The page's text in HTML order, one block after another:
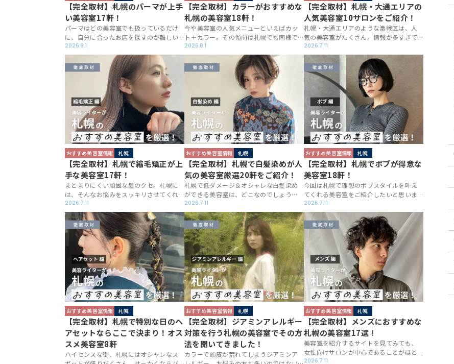
【完全取材】札幌のパーマが上手
い美容室17軒！
パーマはどの美容室でも扱っているだけ
に、自分に合ったお店を探すのが難しい
もの。札幌で上質なパーマができる美容
室はどこ？そんな疑問にお答えすべく、
美容室専門ライターが17軒のサロンに取
材しました！
2026.8.1
【完全取材】カラーがおすすめな
札幌の美容室18軒！
今や美容室の人気メニューといえばカッ
ト＋カラー。その傾向は札幌でも同様で
す。しかし、どのサロンでも行っているだ
けあって、札幌で「カラーが上手い」美容
室を探すのは至難の技。この記事では美
容室への取材を1,000軒近く行ってきたラ
イターがおすすめ美容室19軒を取材しま
2026.8.1
【完全取材】札幌・大通エリアの
人気美容室10サロンをご紹介！
札幌・大通エリアのような激戦区は、人
気の美容室がたくさん。情報が多すぎて
美容室を探すのも一苦労ですよね。結
局、値段で比較してしまったりします
が、中身までしっかり知ることができれ
ば「ここ！」というお店が見つかるはず。
今回は札幌・大通エリアの中でも特に人
気な美容室を厳選してご紹介します！
2026.7.11
おすすめ美容室情報 札幌
【完全取材】札幌で縮毛矯正が上
手な美容室17軒！
まとまりにくい頑固な髪のクセ。札幌に
は、そんなお悩みをスッキリさせてくれ
る縮毛矯正の上手な美容室があるんです
よ。湿気の多い日のスタイリングで途方
に暮れてしまった経験はありませんか？
セルフケアではどうにもならないクセ毛
なら、美容室でお願いする他ありません
よね。今回は長年の取材結果から分かっ
た、本当に上質な縮毛矯正を提供する美
容室をお届けします。
2026.7.11
おすすめ美容室情報 札幌
【完全取材】札幌で白髪染めが人
気の美容室厳選20軒をご紹介！
札幌で低ダメージ＆オシャレな白髪染め
ができる美容室は、どこなのでしょう
か？数多くの美容室を取材してきたベテ
ランライターが、白髪染めがおすすめな
札幌の美容室を取材しました！あなたの
お気に入りの一軒を見つけてください
ね。
2026.7.11
おすすめ美容室情報 札幌
【完全取材】札幌でボブが得意な
美容室18軒！
今回は札幌で理想のボブスタイルを叶え
てくれる美容室をご紹介したいと思いま
す。ボブはどんな方にも馴染みやすい万能
スタイルで、「日本人に一番合う髪型」
だと言われることが多いです。その理由
は、平面的な日本人の顔に程よく凹凸を
つけたり、ハチや絶壁といったコンプレ
ックスを隠してくれるということ。そん
な便利でオシャレなボブに、札幌で出会
いませんか？
2026.7.11
おすすめ美容室情報 札幌
【完全取材】札幌で特別な日のヘ
アセットならここで決まり！オス
スメ美容室8軒
ハイセンスな街、札幌にはオシャレなス
おすすめ美容室情報 札幌
【完全取材】ジアミンアレルギー
対策を行う札幌の美容室でその方
法を聞いてきました！
カラーで頭皮が荒れてしまうジアミンア
おすすめ美容室情報 札幌
【完全取材】メンズにおすすめな
札幌の美容室17選！
美容室を紹介するサイトを見てみても、
女性向けサロンが中心であることがほと
んど。男性にとっての美容室探しは難航す
2026.7.11